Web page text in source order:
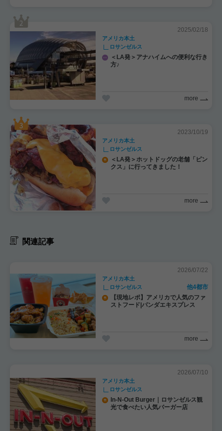
2025/02/18
アメリカ本土
ロサンゼルス
＜LA発＞アナハイムへの便利な行き
方♪
more
2023/10/19
アメリカ本土
ロサンゼルス
＜LA発＞ホットドッグの老舗「ピン
クス」に行ってきました！
more
関連記事
2026/07/22
アメリカ本土
ロサンゼルス
他4都市
【現地レポ】アメリカで人気のファ
ストフード|パンダエキスプレス
more
2026/07/10
アメリカ本土
ロサンゼルス
In-N-Out Burger｜ロサンゼルス観
光で食べたい人気バーガー店